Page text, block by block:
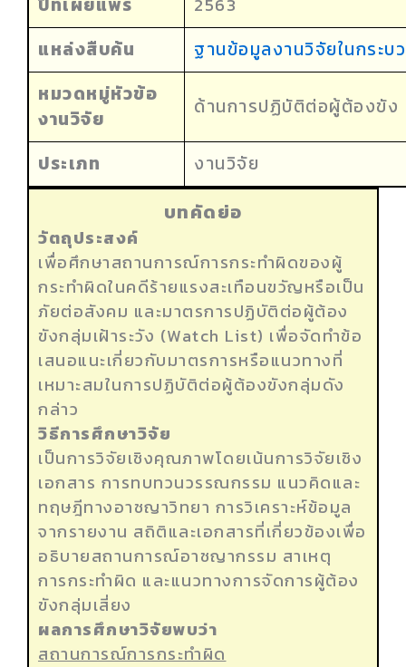
แหล่งสืบค้น
ฐานข้อมูลงานวิจัยในกระบ
หมวดหมู่หัวข้อ
งานวิจัย
ด้านการปฏิบัติต่อผู้ต้องขัง
ประเภท งานวิจัย
บทคัดย่อ
วัตถุประสงค์
เพื่อศึกษาสถานการณ์การกระทำผิดของผู้
กระทำผิดในคดีร้ายแรงสะเทือนขวัญหรือเป็น
ภัยต่อสังคม และมาตรการปฏิบัติต่อผู้ต้อง
ขังกลุ่มเฝ้าระวัง (Watch List) เพื่อจัดทำข้อ
เสนอแนะเกี่ยวกับมาตรการหรือแนวทางที่
เหมาะสมในการปฏิบัติต่อผู้ต้องขังกลุ่มดัง
กล่าว
วิธีการศึกษาวิจัย
เป็นการวิจัยเชิงคุณภาพโดยเน้นการวิจัยเชิง
เอกสาร การทบทวนวรรณกรรม แนวคิดและ
ทฤษฎีทางอาชญาวิทยา การวิเคราะห์ข้อมูล
จากรายงาน สถิติและเอกสารที่เกี่ยวข้องเพื่อ
อธิบายสถานการณ์อาชญากรรม สาเหตุ
การกระทำผิด และแนวทางการจัดการผู้ต้อง
ขังกลุ่มเสี่ยง
ผลการศึกษาวิจัยพบว่า
สถานการณ์การกระทำผิด